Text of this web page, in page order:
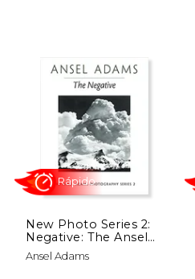
dcto.
New Photo Series 2:
Negative: The Ansel
Adams Photography
Series 2 (en Inglés)
Ansel Adams